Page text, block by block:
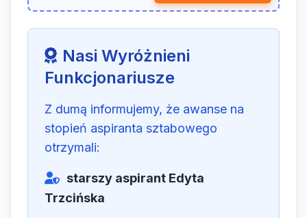
Nasi Wyróżnieni
Funkcjonariusze
Z dumą informujemy, że awanse na
stopień aspiranta sztabowego
otrzymali:
starszy aspirant Edyta
Trzcińska